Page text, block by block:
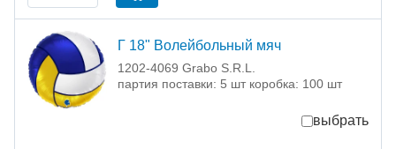
Г 18" Волейбольный мяч
1202-4069 Grabo S.R.L.
партия поставки: 5 шт коробка: 100 шт
выбрать